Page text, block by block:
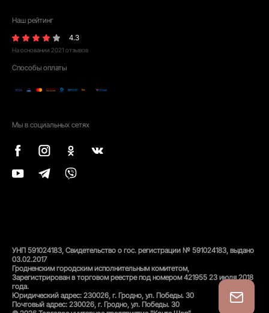
Наш рейтинг
4.3
На основании 2021 отзывов
Способы оплаты
Мы в социальных сетях
УНП 591024183, Свидетельство о гос. регистрации № 591024183, выдано
03.02.2017
Гродненским городским исполнительным комитетом,
Зарегистрирован в торговом реестре под номером 421955 23 июля 2018
года.
Юридический адрес: 230026, г. Гродно, ул. Победы. 30
Почтовый адрес: 230026, г. Гродно, ул. Победы. 30